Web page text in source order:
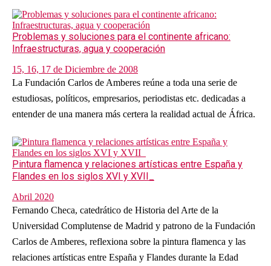
Problemas y soluciones para el continente africano:
Infraestructuras, agua y cooperación
15, 16, 17 de Diciembre de 2008
La Fundación Carlos de Amberes reúne a toda una serie de
estudiosas, políticos, empresarios, periodistas etc. dedicadas a
entender de una manera más certera la realidad actual de África.
Pintura flamenca y relaciones artísticas entre España y
Flandes en los siglos XVI y XVII_
Abril 2020
Fernando Checa, catedrático de Historia del Arte de la
Universidad Complutense de Madrid y patrono de la Fundación
Carlos de Amberes, reflexiona sobre la pintura flamenca y las
relaciones artísticas entre España y Flandes durante la Edad